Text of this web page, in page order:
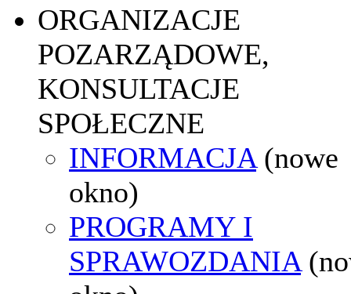
ORGANIZACJE
POZARZĄDOWE,
KONSULTACJE
SPOŁECZNE
INFORMACJA (nowe
okno)
PROGRAMY I
SPRAWOZDANIA